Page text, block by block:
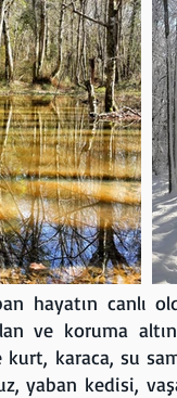
hayatın canlı
ve koruma
kurt, karaca, su
yaban kedisi,